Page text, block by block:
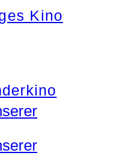
Kino